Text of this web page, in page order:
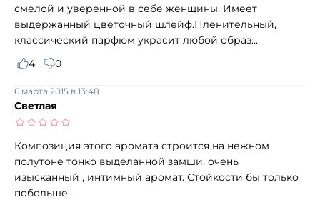
смелой и уверенной в себе женщины. Имеет
выдержанный цветочный шлейф.Пленительный,
классический парфюм украсит любой образ...
4
0
Светлая
6 марта 2015 в 13:48
Композиция этого аромата строится на нежном
полутоне тонко выделанной замши, очень
изысканный , интимный аромат. Стойкости бы только
побольше.